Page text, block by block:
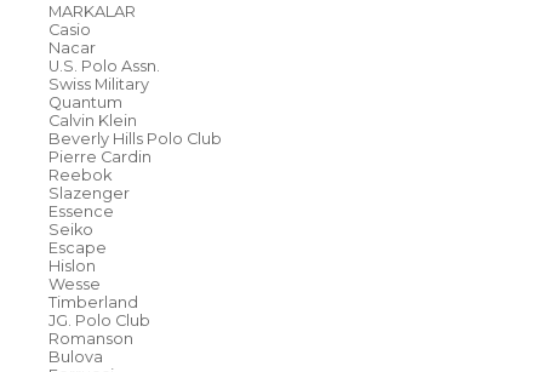
MARKALAR
Casio
Nacar
U.S. Polo Assn.
Swiss Military
Quantum
Calvin Klein
Beverly Hills Polo Club
Pierre Cardin
Reebok
Slazenger
Essence
Seiko
Escape
Hislon
Wesse
Timberland
JG. Polo Club
Romanson
Bulova